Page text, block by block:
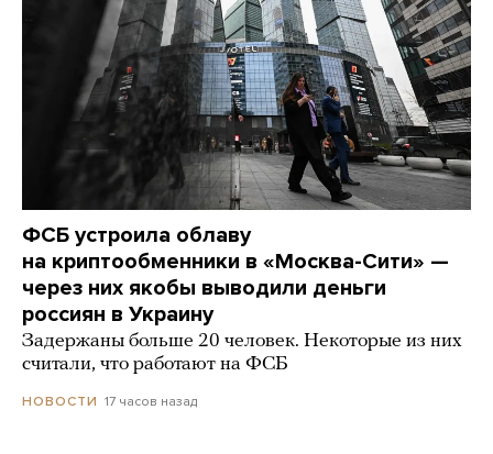
ФСБ устроила облаву
на криптообменники в «Москва-Сити» —
через них якобы выводили деньги
россиян в Украину
Задержаны больше 20 человек. Некоторые из них
считали, что работают на ФСБ
НОВОСТИ 17 часов назад